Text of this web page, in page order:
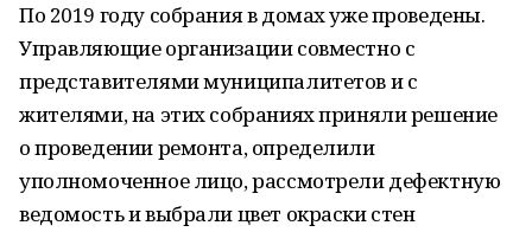
По 2019 году собрания в домах уже проведены.
Управляющие организации совместно с
представителями муниципалитетов и с
жителями, на этих собраниях приняли решение
о проведении ремонта, определили
уполномоченное лицо, рассмотрели дефектную
ведомость и выбрали цвет окраски стен